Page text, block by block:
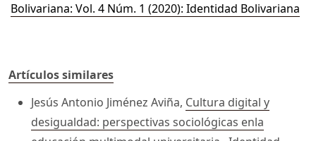
Bolivariana: Vol. 4 Núm. 1 (2020): Identidad Bolivariana
Artículos similares
Jesús Antonio Jiménez Aviña, Cultura digital y
desigualdad: perspectivas sociológicas enla